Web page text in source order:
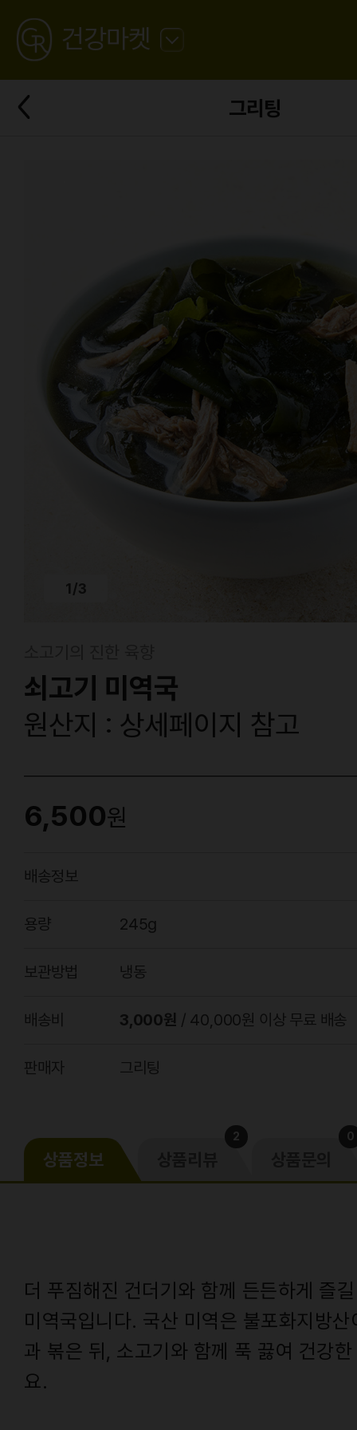
GREATING
건강마켓
로
그리팅
뒤
로
가
1/3
쇠고기 미역국
원산지 : 상세페이지 참고
6,500원
배송정보
용량 245g
보관방법 냉동
배송비 3,000원 / 40,000원 이상 무료 배송
판매자 그리팅
상품정보
2 0
더 푸짐해진 건더기와 함께 든든하게 즐
미역국입니다. 국산 미역은 불포화지방
과 볶은 뒤, 소고기와 함께 푹 끓여 건강
요.